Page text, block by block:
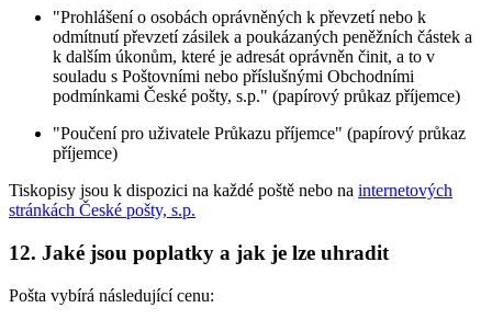
"Prohlášení o osobách oprávněných k převzetí nebo k
odmítnutí převzetí zásilek a poukázaných peněžních částek a
k dalším úkonům, které je adresát oprávněn činit, a to v
souladu s Poštovními nebo příslušnými Obchodními
podmínkami České pošty, s.p." (papírový průkaz příjemce)
"Poučení pro uživatele Průkazu příjemce" (papírový průkaz
příjemce)
Tiskopisy jsou k dispozici na každé poště nebo na internetových
stránkách České pošty, s.p.
12. Jaké jsou poplatky a jak je lze uhradit
Pošta vybírá následující cenu: